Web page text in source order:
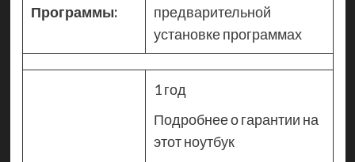
Программы:
предварительной
установке программах
1 год
Подробнее о гарантии на
этот ноутбук